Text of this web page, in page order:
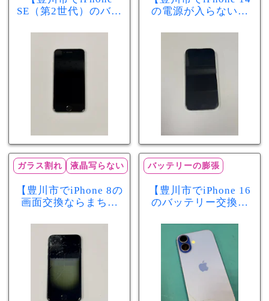
SE（第2世代）のバッ
スマ豊川店】電池の
減りが早い症状も当
の電源が入らない修
店】バッテリー交換
で復旧するケースも
あります！
ガラス割れ 液晶写らない
【豊川市でiPhone 8の
画面交換ならまちス
れ・液晶不良も当日
60分で修理可能！
バッテリーの膨張
【豊川市でiPhone 16
のバッテリー交換な
少し膨張したバッテ
リーも当日90分で安
心修理！